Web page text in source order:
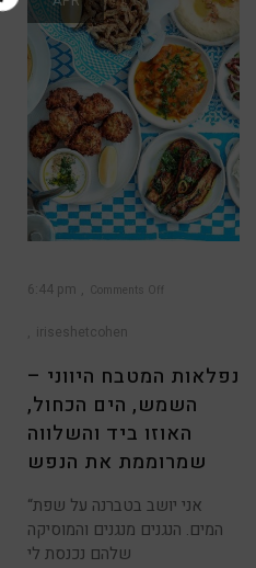
6:44 pm Comments Off
הכחול,
האוזו
והשלווה
שמרוממת
iriseshetcohen
נפלאות המטבח היווני –
השמש, הים הכחול,
האוזו ביד והשלווה
שמרוממת את הנפש
“אני יושב בטברנה על שפת
המים. הנגנים מנגנים והמוסיקה
שלהם נכנסת לי